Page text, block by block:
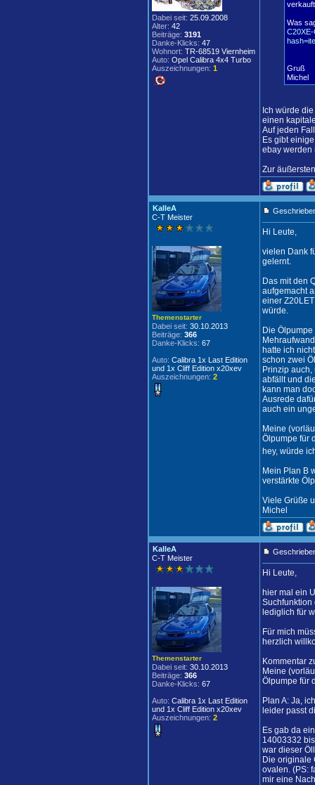
Dabei seit: 25.09.2008
Alter: 42
Beiträge: 3191
Danke-Klicks: 47
Wohnort: TR-68519 Viernheim
Auto: Opel Calibra 4x4 Turbo
Auszeichnungen: 1
Was
C20XE-
Gruß
Michel
Ich würde
einen
Auf jeden
Es gibt
ebay werden
Zur
KalleA
C-T Meister
Themenstarter
Dabei seit: 30.10.2013
Beiträge: 366
Danke-Klicks: 67
Auto: Calibra 1x Last Edition
und 1x Cliff Edition x20xev
Auszeichnungen: 2
Hi Leute,
vielen Dank
gelernt.
Das mit den
aufgemacht
einer
würde.
Die
hatte ich
schon zwei
Prinzip
abfällt und
kann man
Ausrede
auch ein
Meine
Ölpumpe für
hey, würde
Mein Plan B
verstärkte
Viele Grüße
Michel
KalleA
C-T Meister
Themenstarter
Dabei seit: 30.10.2013
Beiträge: 366
Danke-Klicks: 67
Auto: Calibra 1x Last Edition
und 1x Cliff Edition x20xev
Auszeichnungen: 2
Hi Leute,
hier mal ein
Suchfunktion
lediglich für
Für mich
herzlich
Kommentar
Meine
Ölpumpe für
Plan A: Ja,
leider passt
Es gab da
14003332
war dieser
Die originale
ovalen. (PS:
mir eine